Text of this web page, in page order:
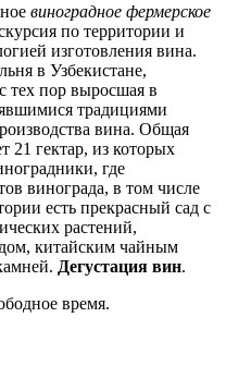
виноградное фермерское
по территории и
изготовления вина.
в Узбекистане,
тех пор выросшая в
традициями
вина. Общая
21 гектар, из которых
где
винограда, в том числе
есть прекрасный сад с
растений,
китайским чайным
Дегустация вин.
время.